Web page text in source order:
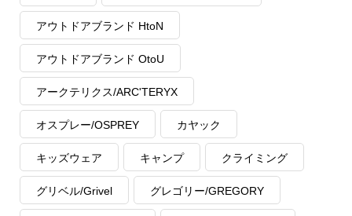
アウトドアブランド HtoN
アウトドアブランド OtoU
アークテリクス/ARC'TERYX
オスプレー/OSPREY カヤック
キッズウェア キャンプ クライミング
グリベル/Grivel グレゴリー/GREGORY